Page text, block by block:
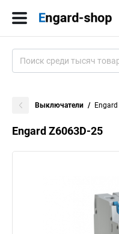
Выключатели
Engard Z6063D-25